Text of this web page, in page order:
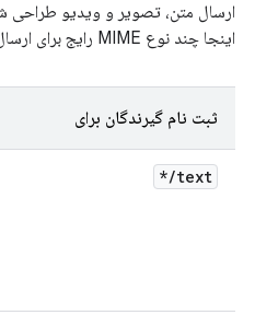
ارسال متن، تصویر و ویدیو طراحی
اینجا چند نوع MIME رایج برای ارسال و دریافت داده‌های ساده در اندروید آورده شده است.
ثبت نام گیرندگان برای
text
/
*